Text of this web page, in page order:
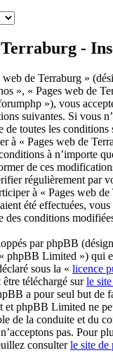
Terraburg -
web de Terraburg »
», « Pages web de
»), vous
suivantes. Si vous
de toutes les
à « Pages web de
à n’importe
de ces
régulièrement par
à « Pages web de
été effectuées, vous
des conditions
par phpBB
phpBB Limited ») qui
sous la « licence
téléchargé surle
a pour seul but de
et phpBB Limited ne
de la conduite et du
pas. Pour
consulterle site de